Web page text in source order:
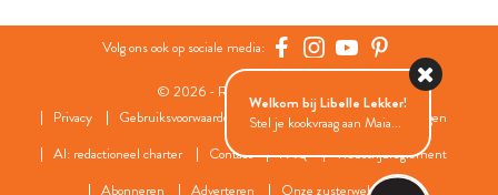
Volg ons ook op sociale media:
© 2026 - Roularta Media Group
Privacy
Gebruiksvoorwaarden Cookies
Cookies instellingen
AI: redactioneel charter
Contact FAQ
Wedstrijdreglement
Abonneren
Adverteren Onze zusterwebsites
Welkom bij Libelle Lekker!
Stel je kookvraag aan Maia...